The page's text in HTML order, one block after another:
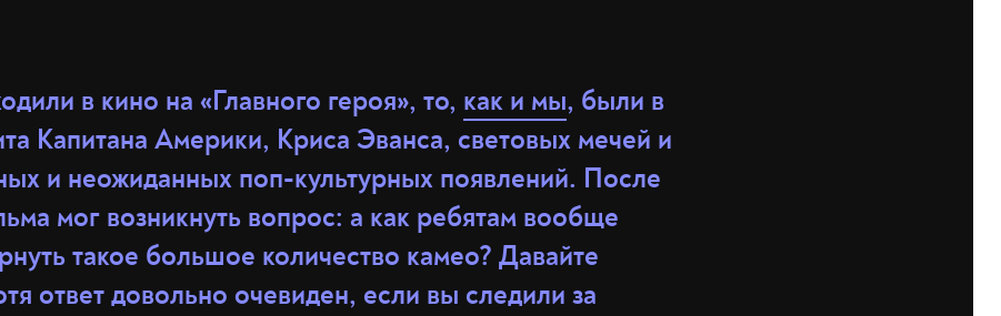
в кино на «Главного героя», то, как и мы, были в
Капитана Америки, Криса Эванса, световых мечей и
и неожиданных поп-культурных появлений. После
мог возникнуть вопрос: а как ребятам вообще
такое большое количество камео? Давайте
ответ довольно очевиден, если вы следили за